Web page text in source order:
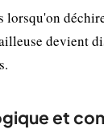
lorsqu'on
devient
et